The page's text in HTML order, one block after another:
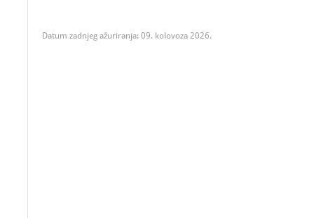
Datum zadnjeg ažuriranja: 09. kolovoza 2026.